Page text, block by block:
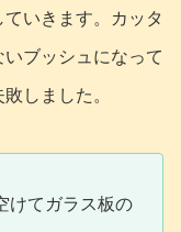
いきます。カッタ
ブッシュになって
しました。
けてガラス板の